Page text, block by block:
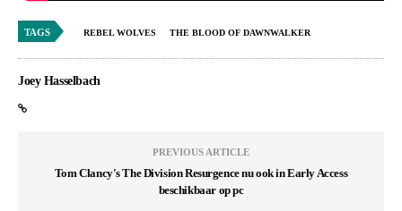
TAGS REBEL WOLVES THE BLOOD OF DAWNWALKER
Joey Hasselbach
PREVIOUS ARTICLE
Tom Clancy's The Division Resurgence nu ook in Early Access
beschikbaar op pc